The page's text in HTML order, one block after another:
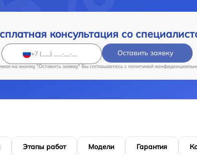
консультация со
Оставить заявку
на кнопку "Оставить заявку" Вы соглашаетесь c политикой
Этапы работ Модели Гарантия